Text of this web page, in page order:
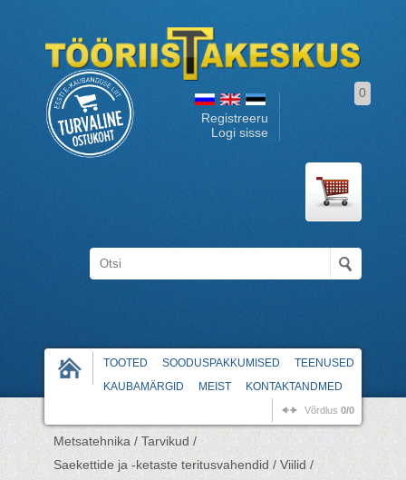
Registreeru
Logi sisse
0
TOOTED SOODUSPAKKUMISED
TEENUSED
KAUBAMÄRGID
MEIST KONTAKTANDMED
Võrdlus 0/0
Metsatehnika / Tarvikud /
Saekettide ja -ketaste teritusvahendid / Viilid /